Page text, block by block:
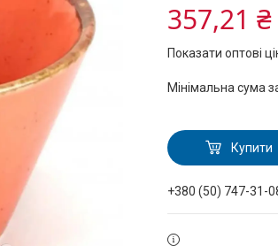
357,21 ₴
Показати оптові
Мінімальна сума
Купити
+380 (50) 747-31-